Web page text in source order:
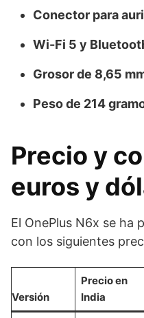
Conector para
Wi-Fi 5 y
Grosor de 8,65
Peso de 214
Precio y
euros y
El OnePlus N6x se ha
con los siguientes
Versión
Precio en
India